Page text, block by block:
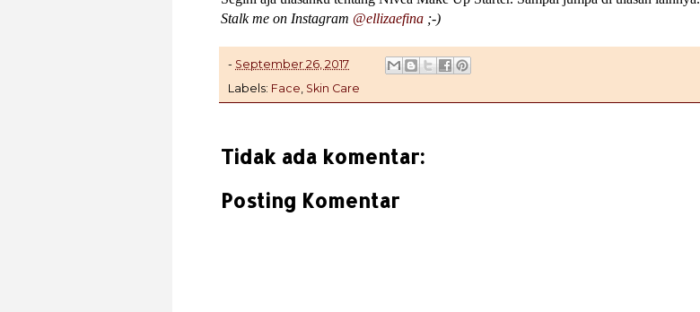
Stalk me on Instagram @ellizaefina ;-)
- September 26, 2017
Labels: Face, Skin Care
Tidak ada komentar:
Posting Komentar